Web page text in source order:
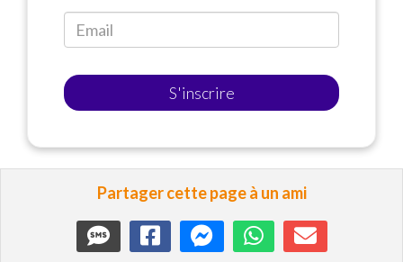
S'inscrire
Partager cette page à un ami